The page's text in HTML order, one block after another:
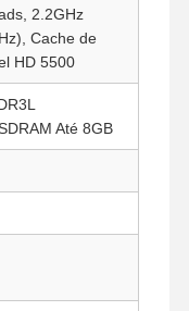
2.2GHz
Cache de
HD 5500
Até 8GB